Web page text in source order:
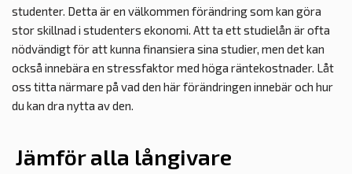
studenter. Detta är en välkommen förändring som kan göra
stor skillnad i studenters ekonomi. Att ta ett studielån är ofta
nödvändigt för att kunna finansiera sina studier, men det kan
också innebära en stressfaktor med höga räntekostnader. Låt
oss titta närmare på vad den här förändringen innebär och hur
du kan dra nytta av den.
Jämför alla långivare